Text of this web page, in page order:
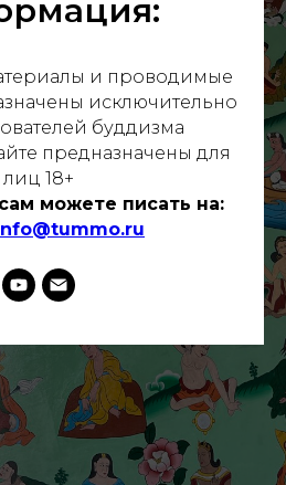
и проводимые
исключительно
буддизма
предназначены для
лиц 18+
можете писать на: